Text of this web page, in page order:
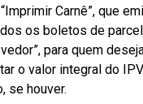
Carnê”, que
os boletos de
para quem
o valor integral do
se houver.